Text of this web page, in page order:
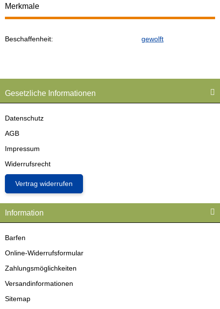
Merkmale
Produkteigenschaft
Wert
Beschaffenheit: gewolft
Gesetzliche Informationen
Datenschutz
AGB
Impressum
Widerrufsrecht
Vertrag widerrufen
Information
Barfen
Online-Widerrufsformular
Zahlungsmöglichkeiten
Versandinformationen
Sitemap